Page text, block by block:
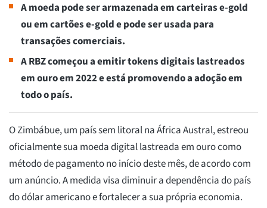
A moeda pode ser armazenada em carteiras e-gold
ou em cartões e-gold e pode ser usada para
transações comerciais.
A RBZ começou a emitir tokens digitais lastreados
em ouro em 2022 e está promovendo a adoção em
todo o país.
O Zimbábue, um país sem litoral na África Austral, estreou
oficialmente sua moeda digital lastreada em ouro como
método de pagamento no início deste mês, de acordo com
um anúncio. A medida visa diminuir a dependência do país
do dólar americano e fortalecer a sua própria economia.